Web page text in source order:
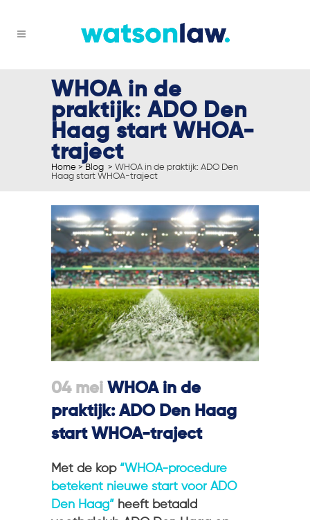
WHOA in de
praktijk: ADO Den
Haag start WHOA-
traject
Home > Blog > WHOA in de praktijk: ADO Den
Haag start WHOA-traject
04 mei WHOA in de
praktijk: ADO Den Haag
start WHOA-traject
Met de kop “WHOA-procedure
betekent nieuwe start voor ADO
Den Haag” heeft betaald